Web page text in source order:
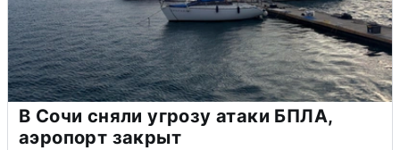
В Сочи сняли угрозу атаки БПЛА,
аэропорт закрыт